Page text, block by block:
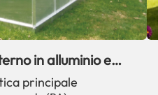
in alluminio e
R: il migliore
principale